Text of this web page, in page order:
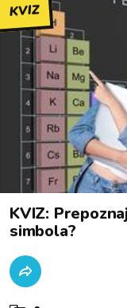
KVIZ
KVIZ:
simbola?